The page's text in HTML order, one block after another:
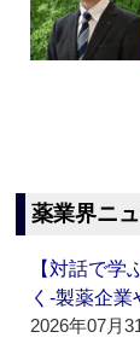
薬業界ニ
【対話で
く‐製薬企
2026年07月